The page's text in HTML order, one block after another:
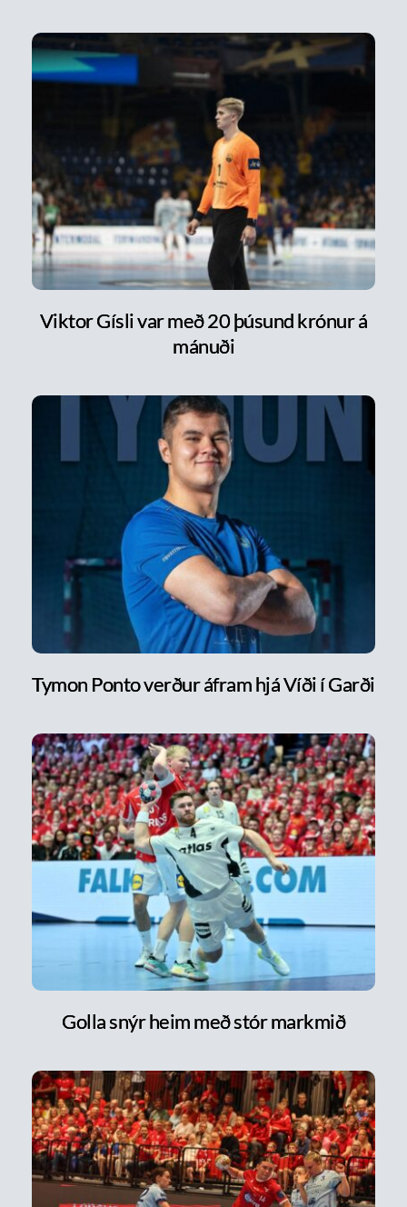
Viktor Gísli var með 20 þúsund krónur á
mánuði
Tymon Ponto verður áfram hjá Víði í Garði
Golla snýr heim með stór markmið